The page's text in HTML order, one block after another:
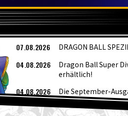
07.08.2026 DRAGON BALL
04.08.2026
Dragon Ball Super
erhältlich!
04.08.2026
Die September-
fantastische Dragon